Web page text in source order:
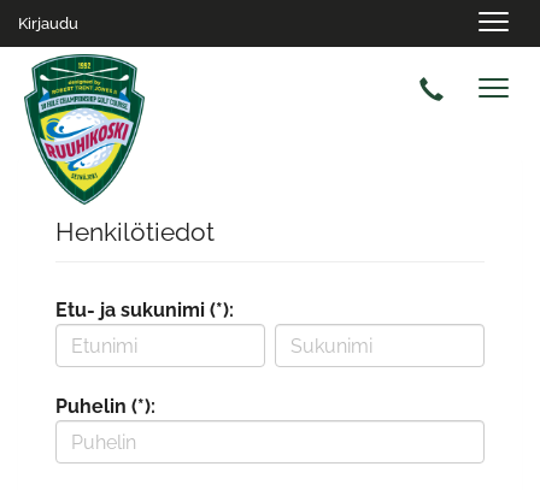
Kirjaudu
Henkilötiedot
Etu- ja sukunimi (*):
Puhelin (*):